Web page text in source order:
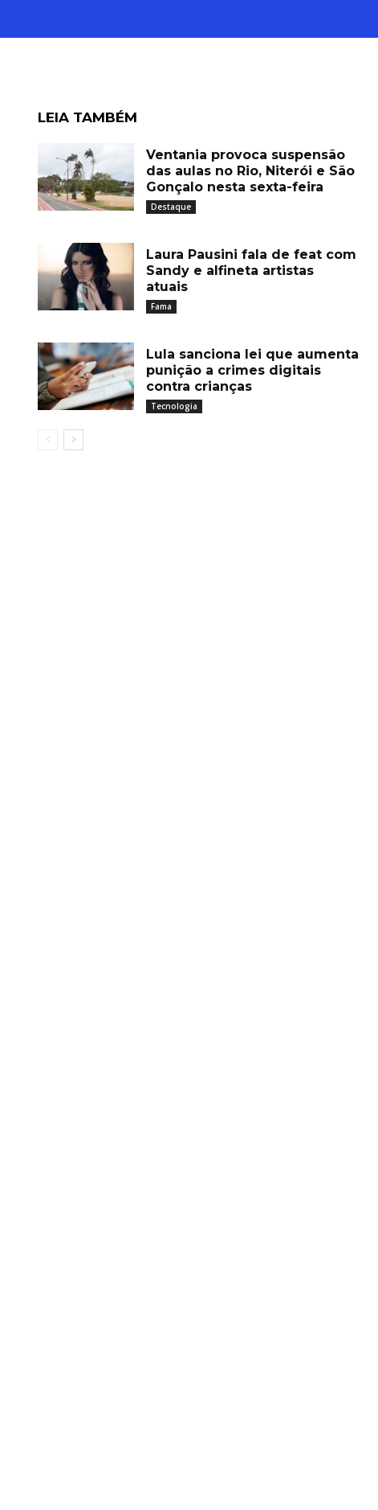
LEIA TAMBÉM
Ventania provoca suspensão
das aulas no Rio, Niterói e São
Gonçalo nesta sexta-feira
Destaque
Laura Pausini fala de feat com
Sandy e alfineta artistas
atuais
Fama
Lula sanciona lei que aumenta
punição a crimes digitais
contra crianças
Tecnologia